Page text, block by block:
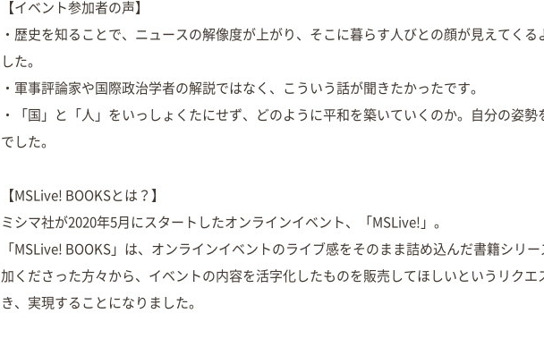
【イベント参加者の声】
・歴史を知ることで、ニュースの解像度が上がり、そこに暮らす人びとの顔が見えてくる
した。
・軍事評論家や国際政治学者の解説ではなく、こういう話が聞きたかったです。
・「国」と「人」をいっしょくたにせず、どのように平和を築いていくのか。自分の姿勢
でした。
【MSLive! BOOKSとは？】
ミシマ社が2020年5月にスタートしたオンラインイベント、「MSLive!」。
「MSLive! BOOKS」は、オンラインイベントのライブ感をそのまま詰め込んだ書籍シリ
加くださった方々から、イベントの内容を活字化したものを販売してほしいというリクエ
き、実現することになりました。